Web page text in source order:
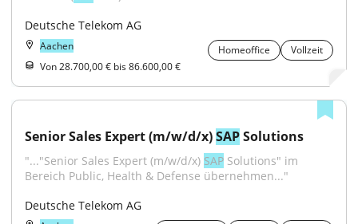
Deutsche Telekom AG
Aachen Homeoffice
Vollzeit
Von 28.700,00 € bis 86.600,00 €
Senior Sales Expert (m/w/d/x) SAP Solutions
"..."Senior Sales Expert (m/w/d/x) SAP Solutions" im
Bereich Public, Health & Defense übernehmen..."
Deutsche Telekom AG